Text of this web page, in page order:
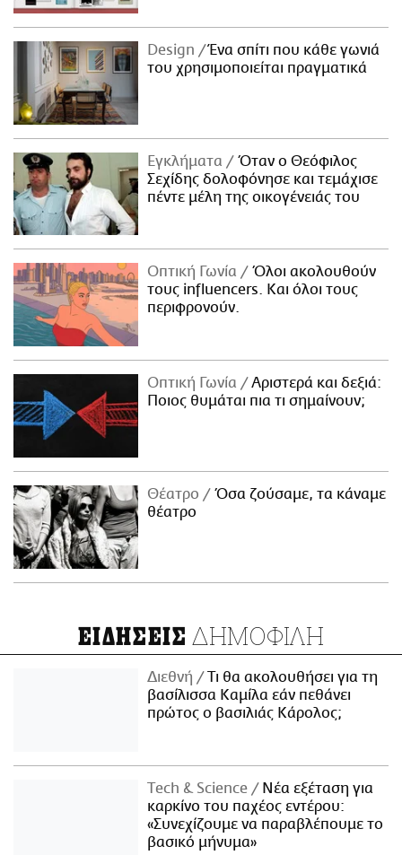
Design
Ένα σπίτι που κάθε γωνιά
του χρησιμοποιείται πραγματικά
Εγκλήματα
Όταν ο Θεόφιλος
Σεχίδης δολοφόνησε και τεμάχισε
πέντε μέλη της οικογένειάς του
Οπτική Γωνία
Όλοι ακολουθούν
τους influencers. Και όλοι τους
περιφρονούν.
Οπτική Γωνία
Αριστερά και δεξιά:
Ποιος θυμάται πια τι σημαίνουν;
Θέατρο
Όσα ζούσαμε, τα κάναμε
θέατρο
ΕΙΔΗΣΕΙΣ ΔΗΜΟΦΙΛΗ
Διεθνή
Τι θα ακολουθήσει για τη
βασίλισσα Καμίλα εάν πεθάνει
πρώτος ο βασιλιάς Κάρολος;
Τech & Science
Νέα εξέταση για
καρκίνο του παχέος εντέρου:
«Συνεχίζουμε να παραβλέπουμε το
βασικό μήνυμα»